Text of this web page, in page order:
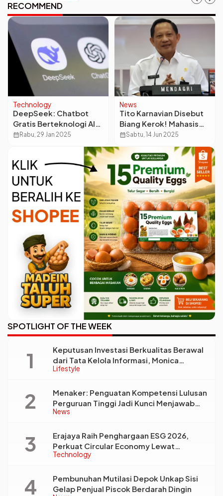
RECOMMEND
Technology
DeepSeek: Chatbot
Gratis Berteknologi AI
yang Jadi Pesaing
calendar_month Rabu, 29 Jan 2025
News
Tito Karnavian Disebut
Biang Kerok! Mahasiswa
Aceh Desak Prabowo
Bertindak
calendar_monthSabtu, 14 Jun 2025
SPOTLIGHT OF THE WEEK
Lifestyle
Keputusan Investasi Berkualitas Berawal
dari Tata Kelola Informasi, Monica
Triyadi: Bukan Sekadar Analisis
News
Menaker: Penguatan Kompetensi Lulusan
Perguruan Tinggi Jadi Kunci Menjawab
Kebutuhan Dunia Kerja
Technology
Erajaya Raih Penghargaan ESG 2026,
Perkuat Circular Economy Lewat
Pengelolaan Limbah Berkelanjutan
Pembunuhan Mutilasi Depok Unkap Sisi
Gelap Penjual Piscok Berdarah Dingin